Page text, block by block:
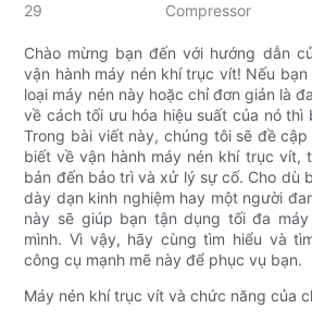
29
Compressor
Chào mừng bạn đến với hướng dẫn
vận hành máy nén khí trục vít! Nếu
loại máy nén này hoặc chỉ đơn giản là
về cách tối ưu hóa hiệu suất của nó thì
Trong bài viết này, chúng tôi sẽ đề
biết về vận hành máy nén khí trục vít,
bản đến bảo trì và xử lý sự cố. Cho dù
dày dạn kinh nghiệm hay một người
này sẽ giúp bạn tận dụng tối đa
mình. Vì vậy, hãy cùng tìm hiểu và
công cụ mạnh mẽ này để phục vụ bạn.
Máy nén khí trục vít và chức năng của